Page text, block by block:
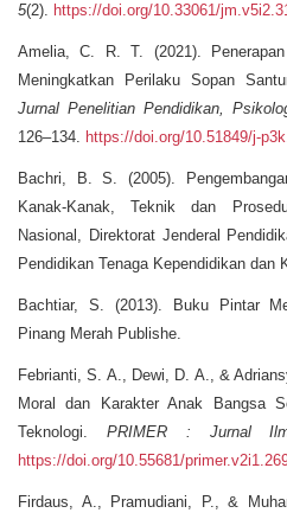
5(2). https://doi.org/10.33061/
Amelia, C. R. T. (2021).
Meningkatkan Perilaku Sopan
Jurnal Penelitian Pendidikan,
126–134. https://doi.org/10.51849/j-
Bachri, B. S. (2005).
Kanak-Kanak, Teknik dan
Nasional, Direktorat Jenderal
Pendidikan Tenaga Kependidikan dan
Bachtiar, S. (2013). Buku Pintar
Pinang Merah Publishe.
Febrianti, S. A., Dewi, D. A., &
Moral dan Karakter Anak Bangsa
Teknologi. PRIMER : Jurnal
https://doi.org/10.55681/
Firdaus, A., Pramudiani, P., &